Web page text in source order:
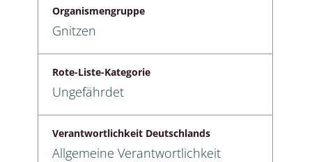
Organismengruppe
Gnitzen
Rote-Liste-Kategorie
Ungefährdet
Verantwortlichkeit Deutschlands
Allgemeine Verantwortlichkeit